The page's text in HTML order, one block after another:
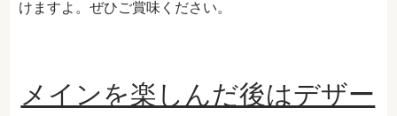
けますよ。ぜひご賞味ください。
メインを楽しんだ後はデザー